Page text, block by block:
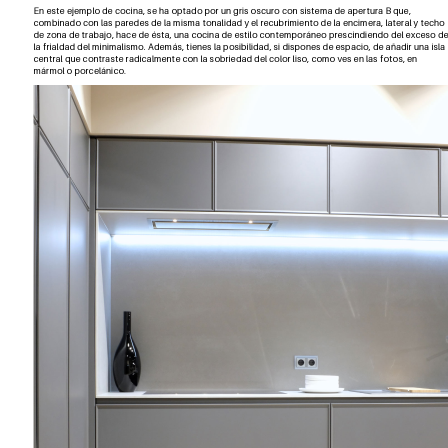
En este ejemplo de cocina, se ha optado por un gris oscuro con sistema de apertura B que,
combinado con las paredes de la misma tonalidad y el recubrimiento de la encimera, lateral y techo
de zona de trabajo, hace de ésta, una cocina de estilo contemporáneo prescindiendo del exceso
la frialdad del minimalismo. Además, tienes la posibilidad, si dispones de espacio, de añadir una isla
central que contraste radicalmente con la sobriedad del color liso, como ves en las fotos, en
mármol o porcelánico.